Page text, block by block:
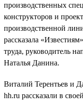
производственных
конструкторов и
производственной
рассказала
труда, руководитель
Наталья Данина.
Виталий Терентьев и
hh.ru рассказали в своей